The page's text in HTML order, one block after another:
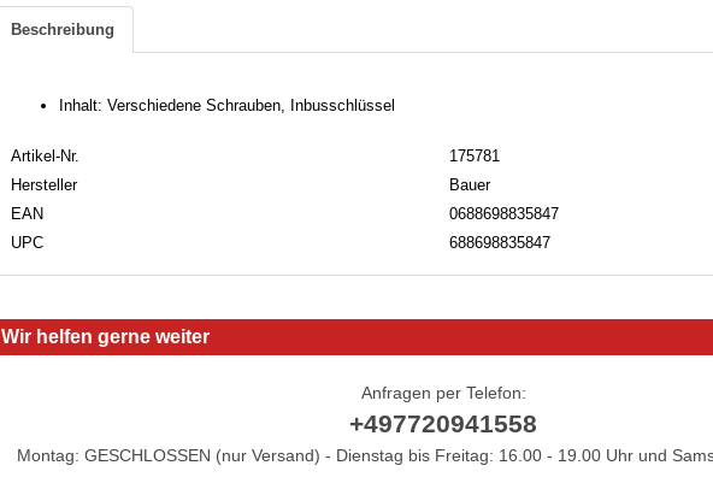
Beschreibung
Inhalt: Verschiedene Schrauben, Inbusschlüssel
Artikel-Nr.
175781
Hersteller
Bauer
EAN
0688698835847
UPC
688698835847
Wir helfen gerne weiter
Anfragen per Telefon:
+497720941558
Montag: GESCHLOSSEN (nur Versand) - Dienstag bis Freitag: 16.00 - 19.00 Uhr und